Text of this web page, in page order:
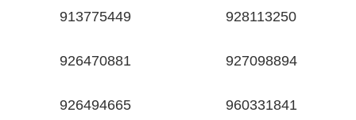
913775449 928113250
926470881 927098894
926494665 960331841